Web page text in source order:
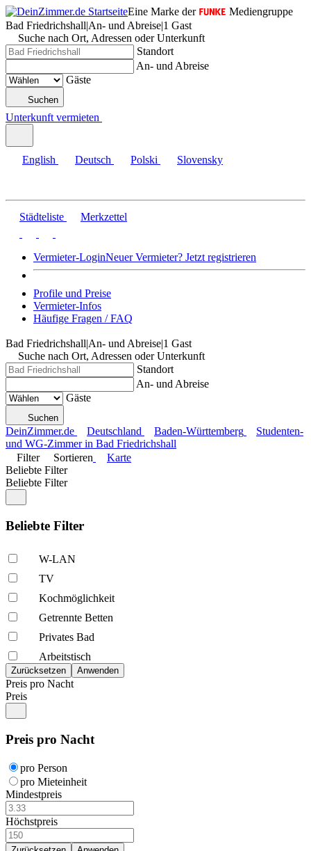
Eine Marke der
Mediengruppe
Bad Friedrichshall|An- und Abreise|1 Gast
Suche nach Ort, Adressen oder Unterkunft
Standort
An- und Abreise
Gäste
Suchen
Unterkunft vermieten
English Deutsch Polski Slovensky
Städteliste Merkzettel
Vermieter-LoginNeuer Vermieter? Jetzt registrieren
Profile und Preise
Vermieter-Infos
Häufige Fragen / FAQ
Bad Friedrichshall|An- und Abreise|1 Gast
Suche nach Ort, Adressen oder Unterkunft
Standort
An- und Abreise
Gäste
Suchen
DeinZimmer.de Deutschland Baden-Württemberg
Studenten-
und WG-Zimmer in Bad Friedrichshall
Filter
Sortieren
Karte
Beliebte Filter
Beliebte Filter
Beliebte Filter
W-LAN
TV
Kochmöglich­keit
Getrennte Betten
Privates Bad
Arbeitstisch
Preis pro Nacht
Preis
Preis pro Nacht
pro Person
pro Mieteinheit
Mindestpreis
Höchstpreis